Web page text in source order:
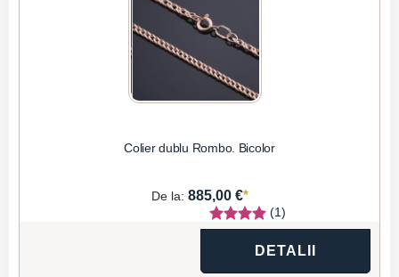
Colier dublu Rombo. Bicolor
De la: 885,00 €*
(1)
DETALII